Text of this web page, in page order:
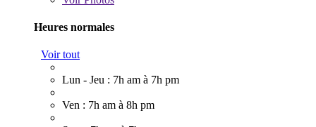
Heures normales
Voir tout
Lun - Jeu : 7h am à 7h pm
Ven : 7h am à 8h pm